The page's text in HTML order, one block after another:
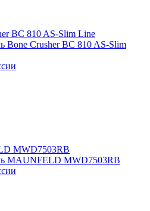
Bone Crusher BC 810 AS-Slim
MAUNFELD MWD7503RB